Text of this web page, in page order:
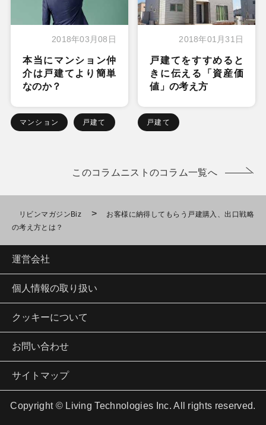
2018年03月08日
本当にマンション仲
介は戸建てより簡単
なのか？
マンション 戸建て
2018年01月31日
戸建てをすすめると
きに伝える「資産価
値」の考え方
戸建て
このコラムニストのコラム一覧へ
リビンマガジンBiz >
お客様に納得してもらう戸建購入、出口戦略
の考え方とは？
運営会社
個人情報の取り扱い
クッキーについて
お問い合わせ
サイトマップ
Copyright © Living Technologies Inc. All rights reserved.